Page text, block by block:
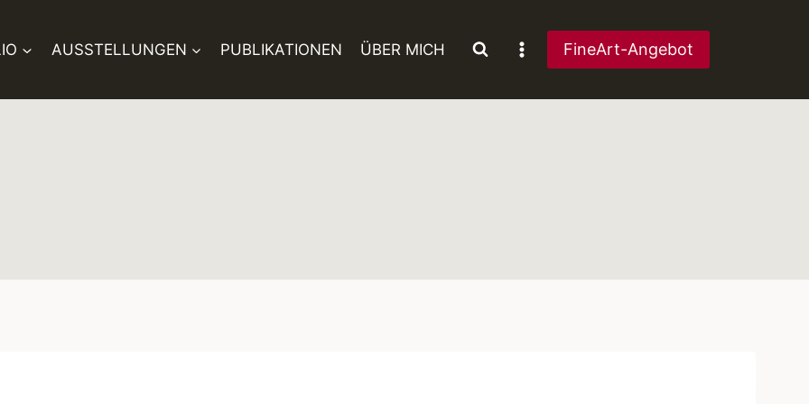
AUSSTELLUNGEN PUBLIKATIONEN ÜBER MICH FineArt-Angebot